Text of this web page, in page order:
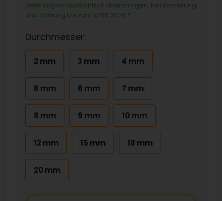
Lieferung voraussichtlich übermorgen, bei Bestellung
und Zahlung bis zum 10.08.2026 *
Durchmesser:
2 mm 3 mm 4 mm
5 mm 6 mm 7 mm
8 mm 9 mm 10 mm
12 mm 15 mm 18 mm
20 mm